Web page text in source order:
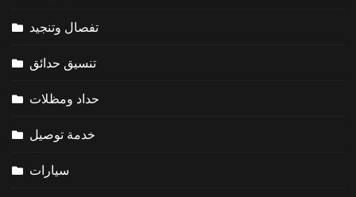
تفصال وتنجيد
تنسيق حدائق
حداد ومظلات
خدمة توصيل
سيارات